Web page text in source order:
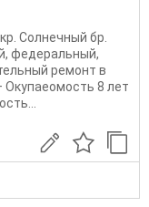
Солнечный бр.
федеральный,
ремонт в
8 лет